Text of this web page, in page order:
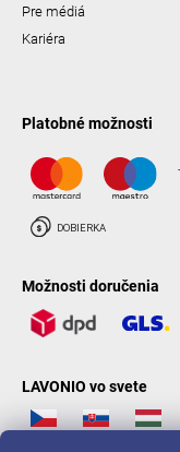
Pre médiá
Kariéra
Platobné možnosti
Možnosti doručenia
LAVONIO vo svete